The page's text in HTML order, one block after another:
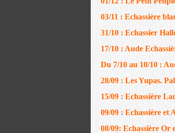
03/11 : Echassière
31/10 : Echassier
17/10 : Aude
Du 7/10 au 10/10 :
28/09 : Les Yupas.
15/09 : Echassière
09/09 : Echassière et
08/09: Echassière Or